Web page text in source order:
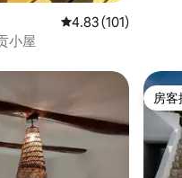
平均评分 4.83 分（
4.83 (101)
小屋
房客
房客